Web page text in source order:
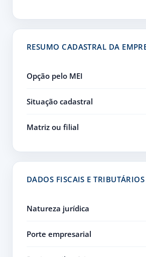
RESUMO CADASTRAL DA
Opção pelo MEI
Situação cadastral
Matriz ou filial
DADOS FISCAIS E
Natureza jurídica
Porte empresarial